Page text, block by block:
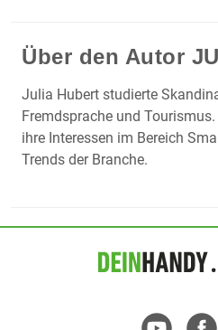
Über den Autor
Julia Hubert studierte
Fremdsprache und
ihre Interessen im Bereich
Trends der Branche.